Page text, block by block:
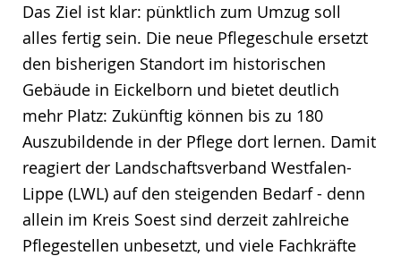
Das Ziel ist klar: pünktlich zum Umzug soll
alles fertig sein. Die neue Pflegeschule ersetzt
den bisherigen Standort im historischen
Gebäude in Eickelborn und bietet deutlich
mehr Platz: Zukünftig können bis zu 180
Auszubildende in der Pflege dort lernen. Damit
reagiert der Landschaftsverband Westfalen-
Lippe (LWL) auf den steigenden Bedarf - denn
allein im Kreis Soest sind derzeit zahlreiche
Pflegestellen unbesetzt, und viele Fachkräfte